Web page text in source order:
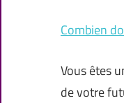
Combien
Vous êtes
de votre